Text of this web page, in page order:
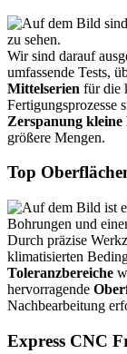
Wir sind darauf
umfassende Tests,
Mittelserien für die
Fertigungsprozesse
Zerspanung kleine
größere Mengen.
Top
Durch präzise
klimatisierten
Toleranzbereiche
hervorragende
Nachbearbeitung
Express CNC